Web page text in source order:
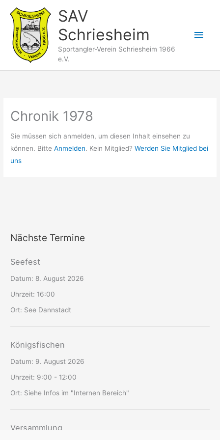
Inhalt
springen
SAV
Schriesheim
Sportangler-Verein Schriesheim 1966
e.V.
Chronik 1978
Sie müssen sich anmelden, um diesen Inhalt einsehen zu
können. BitteAnmelden. Kein Mitglied?Werden Sie Mitglied bei
uns
Nächste Termine
Seefest
Datum: 8. August 2026
Uhrzeit: 16:00
Ort: See Dannstadt
Königsfischen
Datum: 9. August 2026
Uhrzeit: 9:00 - 12:00
Ort: Siehe Infos im "Internen Bereich"
Versammlung